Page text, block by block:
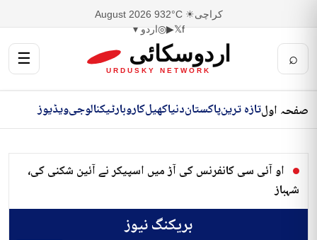
کراچی☀ 32°C
9 August 2026
f
𝕏
▶
◎اردو ▾
⌕ اردوسکائی
URDUSKY NETWORK
☰
صفحہ اولتازہ ترینپاکستاندنیاکھیلکاروبارٹیکنالوجیویڈیوز
او آئی سی کانفرنس کی آڑ میں اسپیکر نے آئین شکنی کی،
شہباز
بریکنگ نیوز